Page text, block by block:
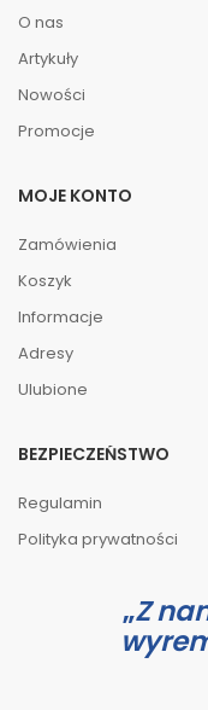
O nas
Artykuły
Nowości
Promocje
MOJE KONTO
Zamówienia
Koszyk
Informacje
Adresy
Ulubione
BEZPIECZEŃSTWO
Regulamin
Polityka prywatności
Z